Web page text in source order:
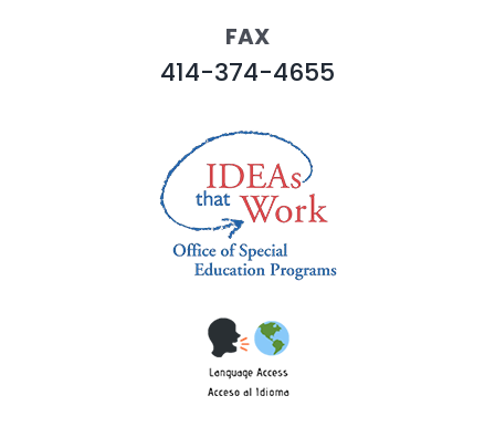
FAX
414-374-4655